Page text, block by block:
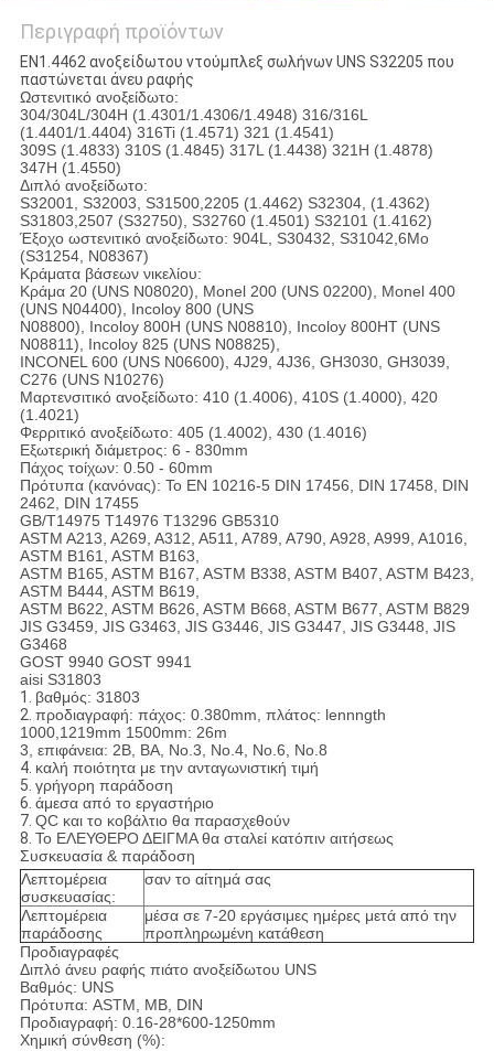
Περιγραφή προϊόντων
EN1.4462 ανοξείδωτου ντούμπλεξ σωλήνων UNS S32205 που
παστώνεται άνευ ραφής
Ωστενιτικό ανοξείδωτο:
304/304L/304H (1.4301/1.4306/1.4948) 316/316L
(1.4401/1.4404) 316Ti (1.4571) 321 (1.4541)
309S (1.4833) 310S (1.4845) 317L (1.4438) 321H (1.4878)
347H (1.4550)
Διπλό ανοξείδωτο:
S32001, S32003, S31500,2205 (1.4462) S32304, (1.4362)
S31803,2507 (S32750), S32760 (1.4501) S32101 (1.4162)
Έξοχο ωστενιτικό ανοξείδωτο: 904L, S30432, S31042,6Mo
(S31254, N08367)
Κράματα βάσεων νικελίου:
Κράμα 20 (UNS N08020), Monel 200 (UNS 02200), Monel 400
(UNS N04400), Incoloy 800 (UNS
N08800), Incoloy 800H (UNS N08810), Incoloy 800HT (UNS
N08811), Incoloy 825 (UNS N08825),
INCONEL 600 (UNS N06600), 4J29, 4J36, GH3030, GH3039,
C276 (UNS N10276)
Μαρτενσιτικό ανοξείδωτο: 410 (1.4006), 410S (1.4000), 420
(1.4021)
Φερριτικό ανοξείδωτο: 405 (1.4002), 430 (1.4016)
Εξωτερική διάμετρος: 6 - 830mm
Πάχος τοίχων: 0.50 - 60mm
Πρότυπα (κανόνας): Το EN 10216-5 DIN 17456, DIN 17458, DIN
2462, DIN 17455
GB/T14975 T14976 T13296 GB5310
ASTM A213, A269, A312, A511, A789, A790, A928, A999, A1016,
ASTM B161, ASTM B163,
ASTM B165, ASTM B167, ASTM B338, ASTM B407, ASTM B423,
ASTM B444, ASTM B619,
ASTM B622, ASTM B626, ASTM B668, ASTM B677, ASTM B829
JIS G3459, JIS G3463, JIS G3446, JIS G3447, JIS G3448, JIS
G3468
GOST 9940 GOST 9941
aisi S31803
1. βαθμός: 31803
2. προδιαγραφή: πάχος: 0.380mm, πλάτος: lennngth
1000,1219mm 1500mm: 26m
3, επιφάνεια: 2B, BA, No.3, No.4, No.6, No.8
4. καλή ποιότητα με την ανταγωνιστική τιμή
5. γρήγορη παράδοση
6. άμεσα από το εργαστήριο
7. QC και το κοβάλτιο θα παρασχεθούν
8. Το ΕΛΕΥΘΕΡΟ ΔΕΙΓΜΑ θα σταλεί κατόπιν αιτήσεως
Συσκευασία & παράδοση
Λεπτομέρεια
συσκευασίας:
σαν το αίτημά σας
Λεπτομέρεια
παράδοσης
μέσα σε 7-20 εργάσιμες ημέρες μετά από την
προπληρωμένη κατάθεση
Προδιαγραφές
Διπλό άνευ ραφής πιάτο ανοξείδωτου UNS
Βαθμός: UNS
Πρότυπα: ASTM, ΜΒ, DIN
Προδιαγραφή: 0.16-28*600-1250mm
Χημική σύνθεση (%):